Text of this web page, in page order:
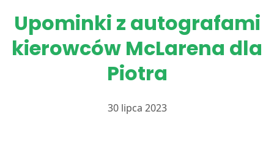
Upominki z autografami
kierowców McLarena dla
Piotra
30 lipca 2023